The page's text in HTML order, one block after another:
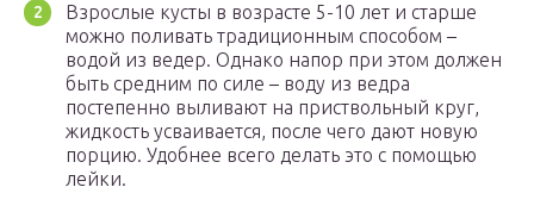
Взрослые кусты в возрасте 5-10 лет и старше
можно поливать традиционным способом –
водой из ведер. Однако напор при этом должен
быть средним по силе – воду из ведра
постепенно выливают на приствольный круг,
жидкость усваивается, после чего дают новую
порцию. Удобнее всего делать это с помощью
лейки.